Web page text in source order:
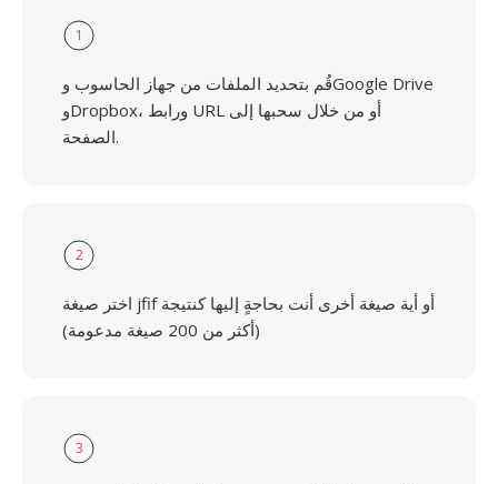
1
قُم بتحديد الملفات من جهاز الحاسوب وGoogle Drive
وDropbox، ورابط URL أو من خلال سحبها إلى
الصفحة.
2
اختر صيغة jfif أو أية صيغة أخرى أنت بحاجةٍ إليها كنتيجة
(أكثر من 200 صيغة مدعومة)
3